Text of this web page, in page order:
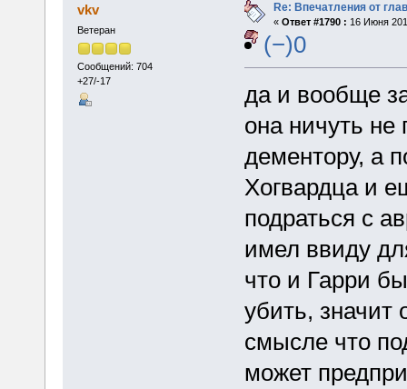
vkv
Ветеран
Сообщений: 704
+27/-17
Re: Впечатления от
« Ответ #1790 : 16 Июня
(−)0
да и вообще
она ничуть
дементору, а
Хогвардца и
подраться с
имел ввиду
что и Гарри
убить, значит
смысле что
может